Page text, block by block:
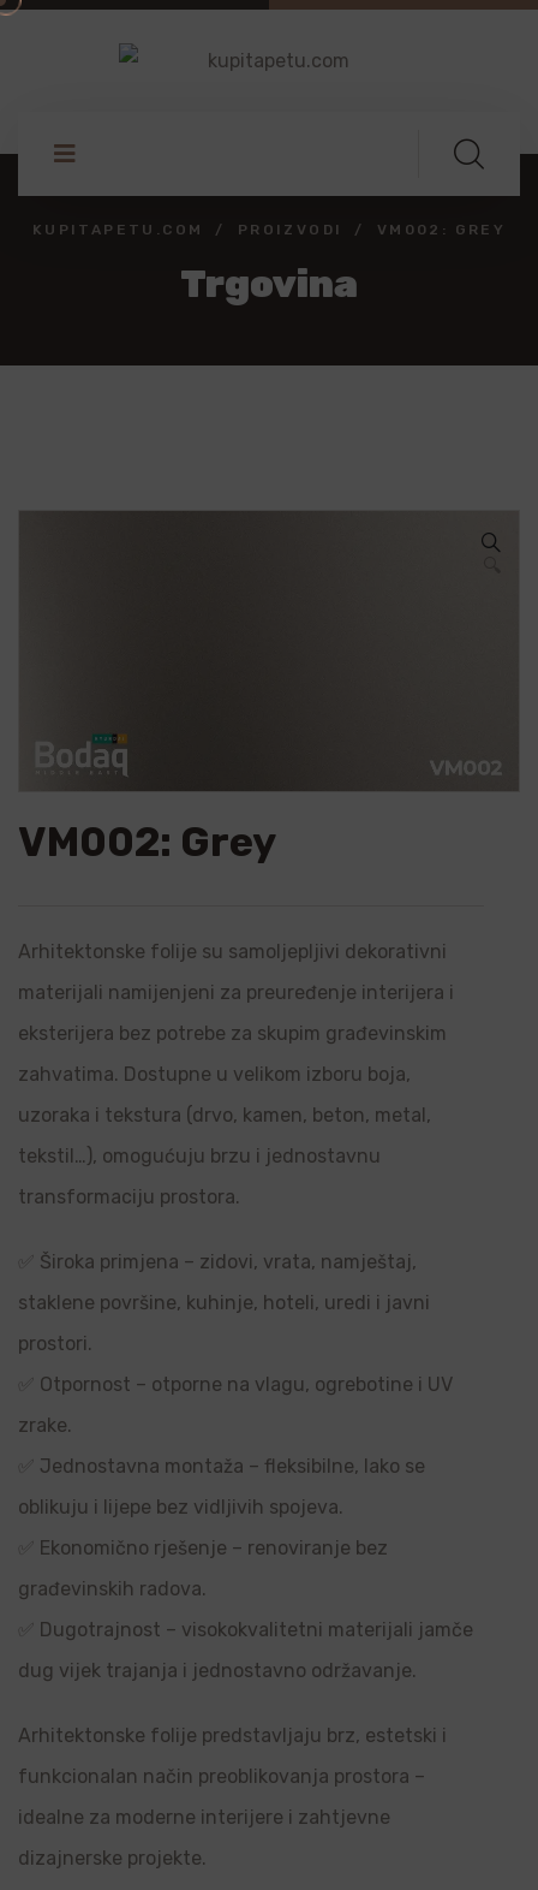
KUPITAPETU.COM PROIZVODI VM002: GREY
Trgovina
VM002: Grey
Arhitektonske folije su samoljepljivi dekorativni
materijali namijenjeni za preuređenje interijera i
eksterijera bez potrebe za skupim građevinskim
zahvatima. Dostupne u velikom izboru boja,
uzoraka i tekstura (drvo, kamen, beton, metal,
tekstil…), omogućuju brzu i jednostavnu
transformaciju prostora.
✅ Široka primjena – zidovi, vrata, namještaj,
staklene površine, kuhinje, hoteli, uredi i javni
prostori.
✅ Otpornost – otporne na vlagu, ogrebotine i UV
zrake.
✅ Jednostavna montaža – fleksibilne, lako se
oblikuju i lijepe bez vidljivih spojeva.
✅ Ekonomično rješenje – renoviranje bez
građevinskih radova.
✅ Dugotrajnost – visokokvalitetni materijali jamče
dug vijek trajanja i jednostavno održavanje.
Arhitektonske folije predstavljaju brz, estetski i
funkcionalan način preoblikovanja prostora –
idealne za moderne interijere i zahtjevne
dizajnerske projekte.